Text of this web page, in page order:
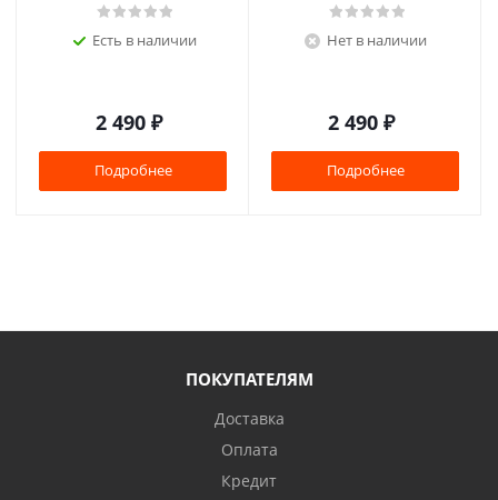
Есть в наличии
2 490 ₽
Подробнее
Нет в наличии
2 490 ₽
Подробнее
ПОКУПАТЕЛЯМ
Доставка
Оплата
Кредит